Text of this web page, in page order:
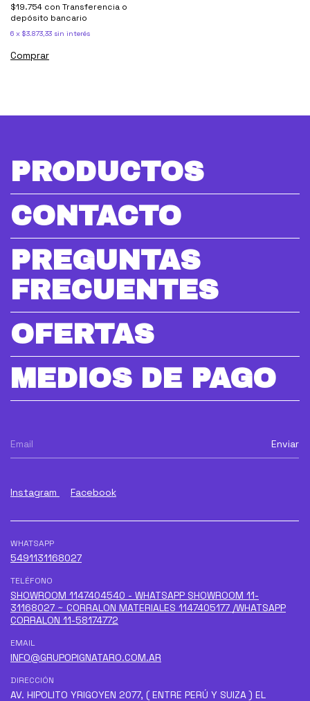
$19.754 con Transferencia o
depósito bancario
6 x $3.873,33 sin interés
PRODUCTOS
CONTACTO
PREGUNTAS
FRECUENTES
OFERTAS
MEDIOS DE PAGO
Instagram Facebook
WHATSAPP
5491131168027
TELÉFONO
SHOWROOM 1147404540 - WHATSAPP SHOWROOM 11-
31168027 ~ CORRALON MATERIALES 1147405177 /WHATSAPP
CORRALON 11-58174772
EMAIL
INFO@GRUPOPIGNATARO.COM.AR
DIRECCIÓN
AV. HIPOLITO YRIGOYEN 2077, ( ENTRE PERÚ Y SUIZA ) EL